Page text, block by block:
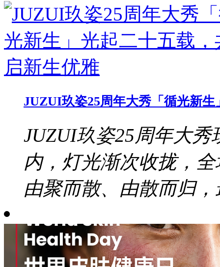
JUZUI玖姿25周年大秀「循光新
JUZUI玖姿25周年大秀
内，灯光渐次收拢，
由聚而散、由散而归